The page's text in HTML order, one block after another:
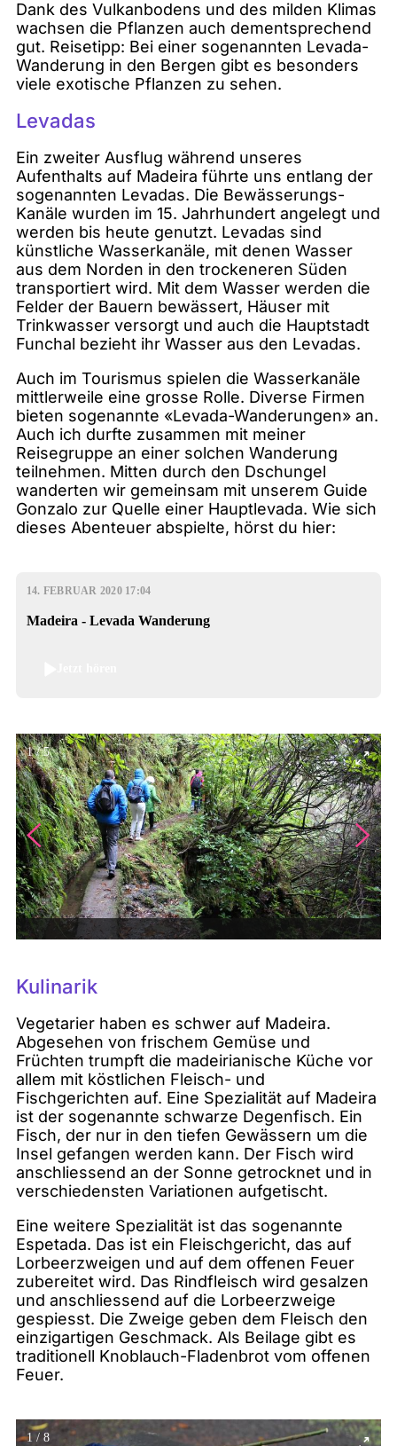
Dank des Vulkanbodens und des milden Klimas
wachsen die Pflanzen auch dementsprechend
gut. Reisetipp: Bei einer sogenannten Levada-
Wanderung in den Bergen gibt es besonders
viele exotische Pflanzen zu sehen.
Levadas
Ein zweiter Ausflug während unseres
Aufenthalts auf Madeira führte uns entlang der
sogenannten Levadas. Die Bewässerungs-
Kanäle wurden im 15. Jahrhundert angelegt und
werden bis heute genutzt. Levadas sind
künstliche Wasserkanäle, mit denen Wasser
aus dem Norden in den trockeneren Süden
transportiert wird. Mit dem Wasser werden die
Felder der Bauern bewässert, Häuser mit
Trinkwasser versorgt und auch die Hauptstadt
Funchal bezieht ihr Wasser aus den Levadas.
Auch im Tourismus spielen die Wasserkanäle
mittlerweile eine grosse Rolle. Diverse Firmen
bieten sogenannte «Levada-Wanderungen» an.
Auch ich durfte zusammen mit meiner
Reisegruppe an einer solchen Wanderung
teilnehmen. Mitten durch den Dschungel
wanderten wir gemeinsam mit unserem Guide
Gonzalo zur Quelle einer Hauptlevada. Wie sich
dieses Abenteuer abspielte, hörst du hier:
14. FEBRUAR 2020 17:04
Madeira - Levada Wanderung
1/5
Kulinarik
Vegetarier haben es schwer auf Madeira.
Abgesehen von frischem Gemüse und
Früchten trumpft die madeirianische Küche vor
allem mit köstlichen Fleisch- und
Fischgerichten auf. Eine Spezialität auf Madeira
ist der sogenannte schwarze Degenfisch. Ein
Fisch, der nur in den tiefen Gewässern um die
Insel gefangen werden kann. Der Fisch wird
anschliessend an der Sonne getrocknet und in
verschiedensten Variationen aufgetischt.
Eine weitere Spezialität ist das sogenannte
Espetada. Das ist ein Fleischgericht, das auf
Lorbeerzweigen und auf dem offenen Feuer
zubereitet wird. Das Rindfleisch wird gesalzen
und anschliessend auf die Lorbeerzweige
gespiesst. Die Zweige geben dem Fleisch den
einzigartigen Geschmack. Als Beilage gibt es
traditionell Knoblauch-Fladenbrot vom offenen
Feuer.
1 / 8